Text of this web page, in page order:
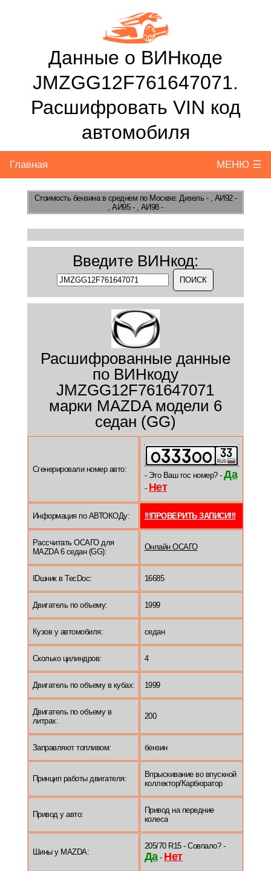
Данные о ВИНкоде
JMZGG12F761647071.
Расшифровать VIN код
автомобиля
Главная МЕНЮ ☰
Стоимость бензинав среднем по Москве: Дизель - , АИ92 -
, АИ95 - , АИ98 -
Введите ВИНкод:
Расшифрованные данные
по ВИНкоду
JMZGG12F761647071
марки MAZDA модели 6
седан (GG)
Сгенерировали номер авто:
- Это Ваш гос номер? - Да
- Нет
Информация по АВТОКОДу: !!!ПРОВЕРИТЬ ЗАПИСИ!!!
Рассчитать ОСАГО для
MAZDA 6 седан (GG):
Онлайн ОСАГО
IDшник в TecDoc: 16685
Двигатель по объему: 1999
Кузов у автомобиля: седан
Сколько цилиндров: 4
Двигатель по объему в кубах: 1999
Двигатель по объему в
литрах:
200
Заправляют топливом: бензин
Принцип работы двигателя:
Впрыскивание во впускной
коллектор/Карбюратор
Привод у авто:
Привод на передние
колеса
Шины у MAZDA:
205/70 R15 - Совпало? -
Да- Нет